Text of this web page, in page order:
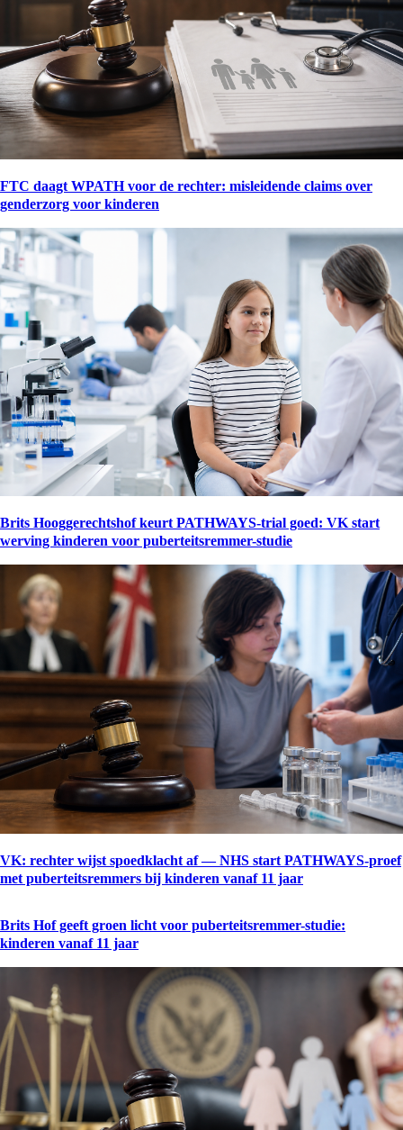
FTC daagt WPATH voor de rechter: misleidende claims over
genderzorg voor kinderen
Brits Hooggerechtshof keurt PATHWAYS-trial goed: VK start
werving kinderen voor puberteitsremmer-studie
VK: rechter wijst spoedklacht af — NHS start PATHWAYS-proef
met puberteitsremmers bij kinderen vanaf 11 jaar
Brits Hof geeft groen licht voor puberteitsremmer-studie:
kinderen vanaf 11 jaar